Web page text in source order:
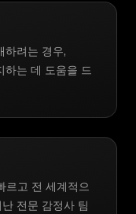
려는 경우,
는 데 도움을 드
고 전 세계적으
전문 감정사 팀